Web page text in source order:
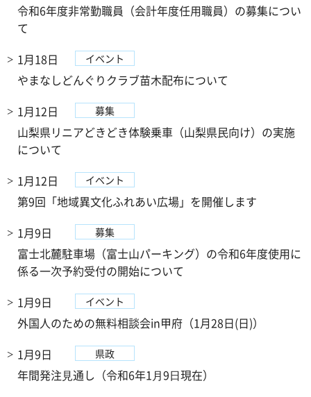
令和6年度非常勤職員（会計年度任用職員）の募集につい
て
1月18日
イベント
やまなしどんぐりクラブ苗木配布について
1月12日
募集
山梨県リニアどきどき体験乗車（山梨県民向け）の実施
について
1月12日
イベント
第9回「地域異文化ふれあい広場」を開催します
1月9日
募集
富士北麓駐車場（富士山パーキング）の令和6年度使用に
係る一次予約受付の開始について
1月9日
イベント
外国人のための無料相談会in甲府（1月28日(日)）
1月9日
県政
年間発注⾒通し（令和6年1⽉9⽇現在）